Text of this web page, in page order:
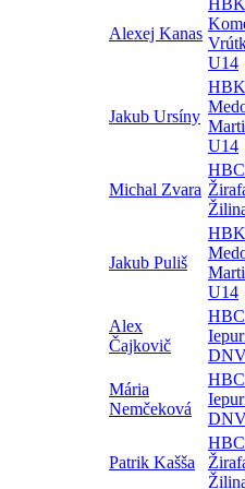
Alexej Kanas
U14
Jakub Ursíny
HBK
U14
Michal Zvara
Jakub Puliš
HBK
U14
Alex
Čajkovič
HBC
Mária
Nemčeková
HBC
Patrik Kašša